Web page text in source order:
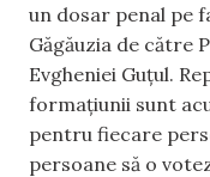
un dosar penal pe
Găgăuzia de către
Evgheniei Guțul.
formațiunii sunt
pentru fiecare
persoane să o